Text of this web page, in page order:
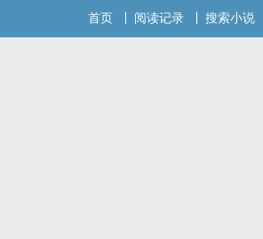
首页 阅读记录 搜索小说